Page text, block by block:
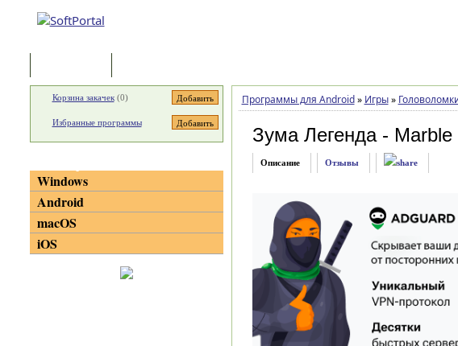
Программы для Android » Игры »
Зума Легенда - Marble
Описание Отзывы
Корзина закачек(0)
Избранные программы
Windows
Android
macOS
iOS